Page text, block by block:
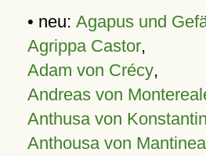
• neu: Agapus und
Agrippa Castor,
Adam von Crécy,
Andreas von
Anthusa von
Anthousa von Mantinea